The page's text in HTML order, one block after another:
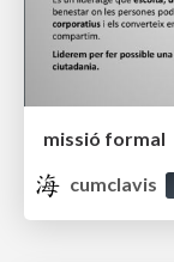
missió formal
cumclavis